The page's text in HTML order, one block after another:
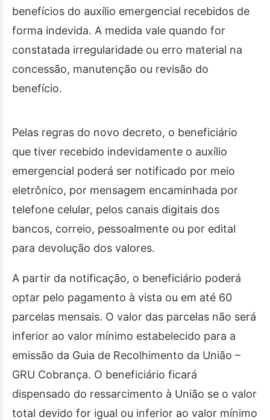
benefícios do auxílio emergencial recebidos de
forma indevida. A medida vale quando for
constatada irregularidade ou erro material na
concessão, manutenção ou revisão do
benefício.
Pelas regras do novo decreto, o beneficiário
que tiver recebido indevidamente o auxílio
emergencial poderá ser notificado por meio
eletrônico, por mensagem encaminhada por
telefone celular, pelos canais digitais dos
bancos, correio, pessoalmente ou por edital
para devolução dos valores.
A partir da notificação, o beneficiário poderá
optar pelo pagamento à vista ou em até 60
parcelas mensais. O valor das parcelas não será
inferior ao valor mínimo estabelecido para a
emissão da Guia de Recolhimento da União –
GRU Cobrança. O beneficiário ficará
dispensado do ressarcimento à União se o valor
total devido for igual ou inferior ao valor mínimo